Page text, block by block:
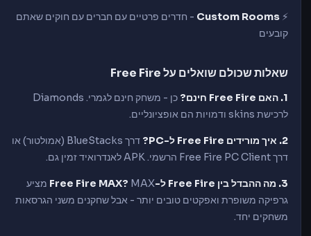
⚡
Custom Rooms - חדרים פרטיים עם חברים עם חוקים שאתם
קובעים
שאלות שכולם שואלים על Free Fire
1. האם Free Fire חינם?
כן - משחק חינם לגמרי. Diamonds
לרכישת skins ודמויות הם אופציונליים.
2. איך מורידים Free Fire ל-PC?
דרך BlueStacks (אמולטור) או
דרך Free Fire PC Client הרשמי. APK לאנדרואיד זמין גם.
3. מה ההבדל בין Free Fire ל-Free Fire MAX?
MAX מציע
גרפיקה משופרת ואפקטים טובים יותר - אבל שחקנים משני הגרסאות
משחקים יחד.